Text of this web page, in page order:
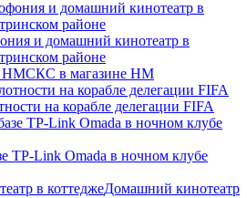
и домашний кинотеатр в
районе
СКС в магазине HM
на корабле делегации FIFA
TP-Link Omada в ночном клубе
Домашний кинотеатр